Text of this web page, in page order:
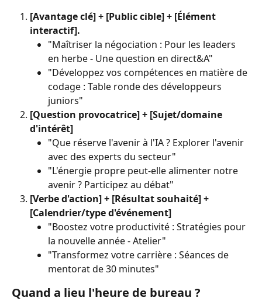
[Avantage clé] + [Public cible] + [Élément
interactif].
"Maîtriser la négociation : Pour les leaders
en herbe - Une question en direct&A"
"Développez vos compétences en matière de
codage : Table ronde des développeurs
juniors"
[Question provocatrice] + [Sujet/domaine
d'intérêt]
"Que réserve l'avenir à l'IA ? Explorer l'avenir
avec des experts du secteur"
"L'énergie propre peut-elle alimenter notre
avenir ? Participez au débat"
[Verbe d'action] + [Résultat souhaité] +
[Calendrier/type d'événement]
"Boostez votre productivité : Stratégies pour
la nouvelle année - Atelier"
"Transformez votre carrière : Séances de
mentorat de 30 minutes"
Quand a lieu l'heure de bureau ?